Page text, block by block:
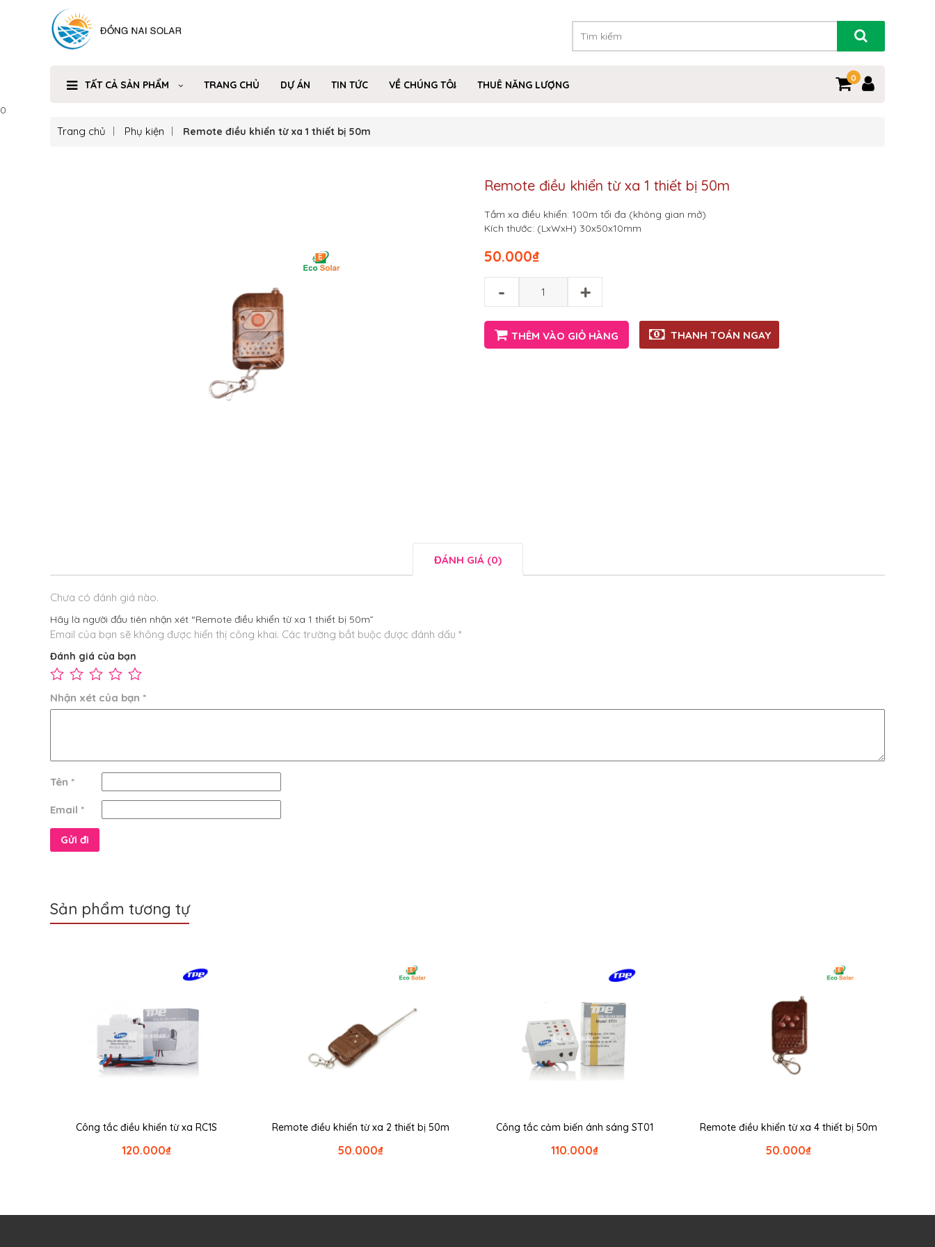
TẤT CẢ SẢN PHẨM TRANG CHỦ DỰ ÁN TIN TỨC VỀ CHÚNG TÔI THUÊ NĂNG LƯỢNG
0
0
Trang chủ Phụ kiện Remote điều khiển từ xa 1 thiết bị 50m
Remote điều khiển từ xa 1 thiết bị 50m
Tầm xa điều khiển: 100m tối đa (không gian mở)
Kích thước: (LxWxH) 30x50x10mm
₫
50.000
- +
THÊM VÀO GIỎ HÀNG THANH TOÁN NGAY
ĐÁNH GIÁ (0)
Chưa có đánh giá nào.
Hãy là người đầu tiên nhận xét “Remote điều khiển từ xa 1 thiết bị 50m”
Email của bạn sẽ không được hiển thị công khai. Các trường bắt buộc được đánh dấu *
Đánh giá của bạn
Nhận xét của bạn *
Tên *
Email *
Sản phẩm tương tự
Công tắc điều khiển từ xa RC1S
₫
120.000
Remote điều khiển từ xa 2 thiết bị 50m
₫
50.000
Công tắc cảm biến ánh sáng ST01
₫
110.000
Remote điều khiển từ xa 4 thiết bị 50m
₫
50.000